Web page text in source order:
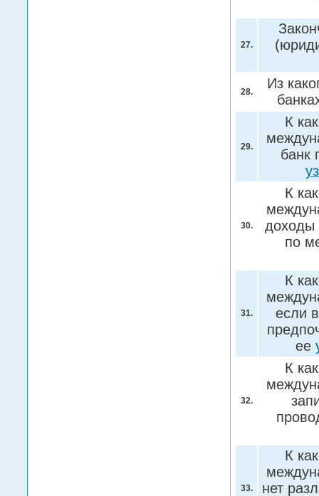
27.
28.
Из
29.
К
банк
30.
К
доходы
по
31.
К
если
ее
32.
К
33.
К
нет